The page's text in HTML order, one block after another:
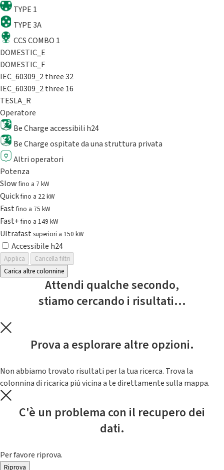
TYPE 1
TYPE 3A
CCS COMBO 1
DOMESTIC_E
DOMESTIC_F
IEC_60309_2 three 32
IEC_60309_2 three 16
TESLA_R
Operatore
Be Charge accessibili h24
Be Charge ospitate da una struttura privata
Altri operatori
Potenza
Slowfino a 7 kW
Quickfino a 22 kW
Fastfino a 75 kW
Fast+fino a 149 kW
Ultrafast superiori a 150 kW
Accessibile h24
Applica
Cancella filtri
Carica altre colonnine
Attendi qualche secondo,
stiamo cercando i risultati...
Prova a esplorare altre opzioni.
Non abbiamo trovato risultati per la tua ricerca. Trova la
colonnina di ricarica piú vicina a te direttamente sulla mappa.
C'è un problema con il recupero dei
dati.
Per favore riprova.
Riprova